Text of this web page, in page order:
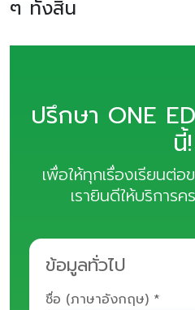
ๆ ทั้งสิ้น
ปรึกษา ONE
นี้!
เพื่อให้ทุกเรื่องเรียนต่
เรายินดีให้บริการ
ข้อมูลทั่วไป
ชื่อ (ภาษาอังกฤษ) *